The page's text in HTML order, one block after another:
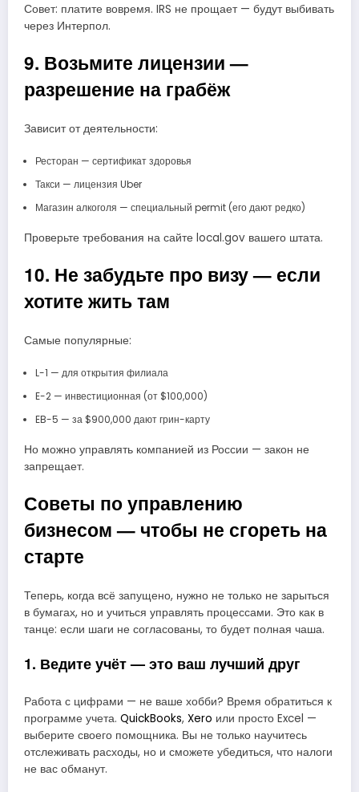
Совет: платите вовремя. IRS не прощает — будут выбивать
через Интерпол.
9. Возьмите лицензии —
разрешение на грабёж
Зависит от деятельности:
Ресторан — сертификат здоровья
Такси — лицензия Uber
Магазин алкоголя — специальный permit (его дают редко)
Проверьте требования на сайте local.gov вашего штата.
10. Не забудьте про визу — если
хотите жить там
Самые популярные:
L-1 — для открытия филиала
E-2 — инвестиционная (от $100,000)
EB-5 — за $900,000 дают грин-карту
Но можно управлять компанией из России — закон не
запрещает.
Советы по управлению
бизнесом — чтобы не сгореть на
старте
Теперь, когда всё запущено, нужно не только не зарыться
в бумагах, но и учиться управлять процессами. Это как в
танце: если шаги не согласованы, то будет полная чаша.
1. Ведите учёт — это ваш лучший друг
Работа с цифрами — не ваше хобби? Время обратиться к
программе учета. QuickBooks, Xero или просто Excel —
выберите своего помощника. Вы не только научитесь
отслеживать расходы, но и сможете убедиться, что налоги
не вас обманут.